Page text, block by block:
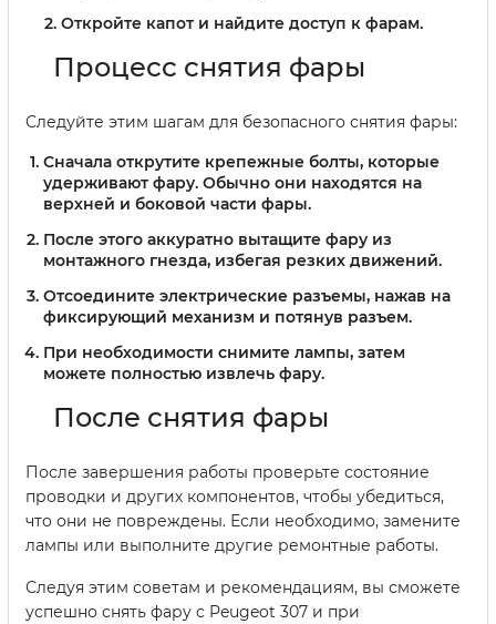
Откройте капот и найдите доступ к фарам.
Процесс снятия фары
Следуйте этим шагам для безопасного снятия фары:
Сначала открутите крепежные болты, которые
удерживают фару. Обычно они находятся на
верхней и боковой части фары.
После этого аккуратно вытащите фару из
монтажного гнезда, избегая резких движений.
Отсоедините электрические разъемы, нажав на
фиксирующий механизм и потянув разъем.
При необходимости снимите лампы, затем
можете полностью извлечь фару.
После снятия фары
После завершения работы проверьте состояние
проводки и других компонентов, чтобы убедиться,
что они не повреждены. Если необходимо, замените
лампы или выполните другие ремонтные работы.
Следуя этим советам и рекомендациям, вы сможете
успешно снять фару с Peugeot 307 и при